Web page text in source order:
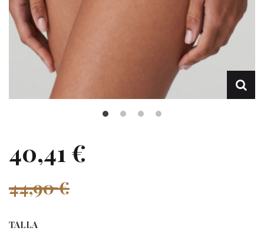
40,41 €
44,90 €
TALLA